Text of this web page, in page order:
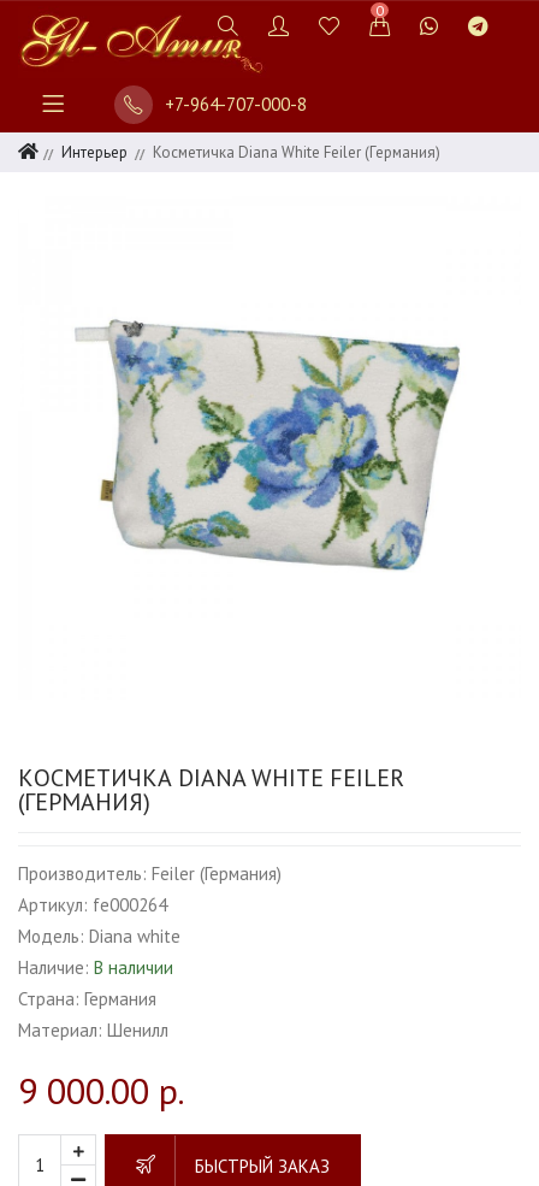
0
+7-964-707-000-8
Интерьер Косметичка Diana White Feiler (Германия)
КОСМЕТИЧКА DIANA WHITE FEILER
(ГЕРМАНИЯ)
Производитель: Feiler (Германия)
Артикул: fe000264
Модель: Diana white
Наличие: В наличии
Страна: Германия
Материал: Шенилл
9 000.00 р.
БЫСТРЫЙ ЗАКАЗ